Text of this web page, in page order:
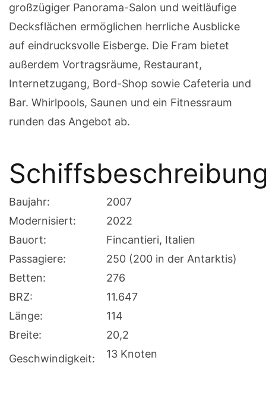
großzügiger Panorama-Salon und weitläufige
Decksflächen ermöglichen herrliche Ausblicke
auf eindrucksvolle Eisberge. Die Fram bietet
außerdem Vortragsräume, Restaurant,
Internetzugang, Bord-Shop sowie Cafeteria und
Bar. Whirlpools, Saunen und ein Fitnessraum
runden das Angebot ab.
Baujahr:
2007
Modernisiert:
2022
Bauort:
Fincantieri, Italien
Passagiere:
250 (200 in der Antarktis)
Betten:
276
BRZ:
11.647
Länge:
114
Breite:
20,2
Geschwindigkeit:
13 Knoten